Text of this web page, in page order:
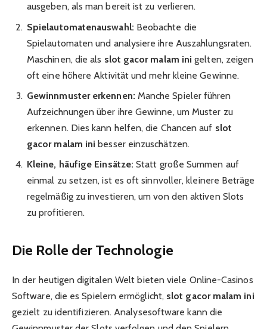
ausgeben, als man bereit ist zu verlieren.
Spielautomatenauswahl: Beobachte die
Spielautomaten und analysiere ihre Auszahlungsraten.
Maschinen, die als slot gacor malam ini gelten, zeigen
oft eine höhere Aktivität und mehr kleine Gewinne.
Gewinnmuster erkennen: Manche Spieler führen
Aufzeichnungen über ihre Gewinne, um Muster zu
erkennen. Dies kann helfen, die Chancen auf slot
gacor malam ini besser einzuschätzen.
Kleine, häufige Einsätze: Statt große Summen auf
einmal zu setzen, ist es oft sinnvoller, kleinere Beträge
regelmäßig zu investieren, um von den aktiven Slots
zu profitieren.
Die Rolle der Technologie
In der heutigen digitalen Welt bieten viele Online-Casinos
Software, die es Spielern ermöglicht, slot gacor malam ini
gezielt zu identifizieren. Analysesoftware kann die